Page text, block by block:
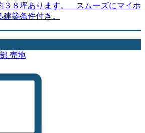
３８坪あります。 スムーズにマイホ
築条件付き。
売地